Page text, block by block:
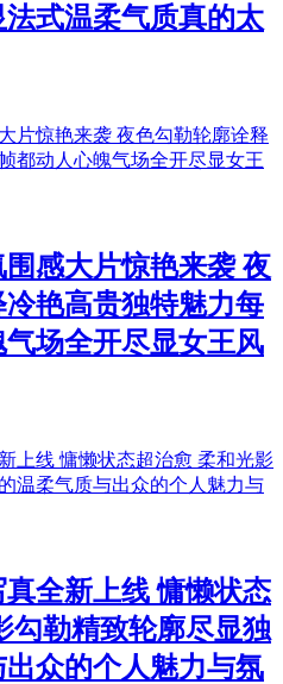
式温柔气质真的太
感大片惊艳来袭 夜
艳高贵独特魅力每
场全开尽显女王风
全新上线 慵懒状态
勾勒精致轮廓尽显独
众的个人魅力与氛